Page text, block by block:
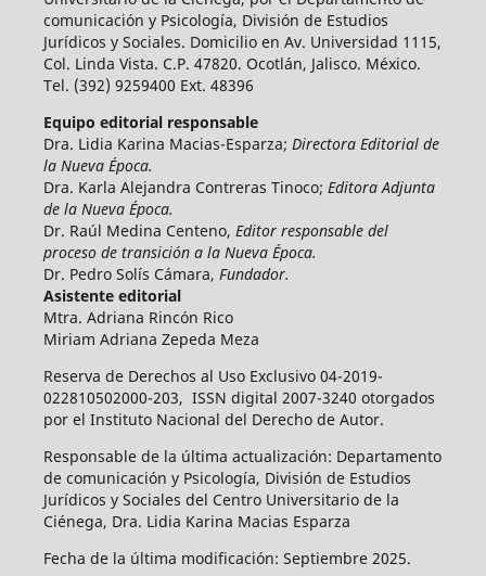
comunicación y Psicología, División de Estudios
Jurídicos y Sociales. Domicilio en Av. Universidad 1115,
Col. Linda Vista. C.P. 47820. Ocotlán, Jalisco. México.
Tel. (392) 9259400 Ext. 48396
Equipo editorial responsable
Dra. Lidia Karina Macias-Esparza; Directora Editorial de
la Nueva Época.
Dra. Karla Alejandra Contreras Tinoco; Editora Adjunta
de la Nueva Época.
Dr. Raúl Medina Centeno, Editor responsable del
proceso de transición a la Nueva Época.
Dr. Pedro Solís Cámara, Fundador.
Asistente editorial
Mtra. Adriana Rincón Rico
Miriam Adriana Zepeda Meza
Reserva de Derechos al Uso Exclusivo 04-2019-
022810502000-203, ISSN digital 2007-3240 otorgados
por el Instituto Nacional del Derecho de Autor.
Responsable de la última actualización: Departamento
de comunicación y Psicología, División de Estudios
Jurídicos y Sociales del Centro Universitario de la
Ciénega, Dra. Lidia Karina Macias Esparza
Fecha de la última modificación: Septiembre 2025.